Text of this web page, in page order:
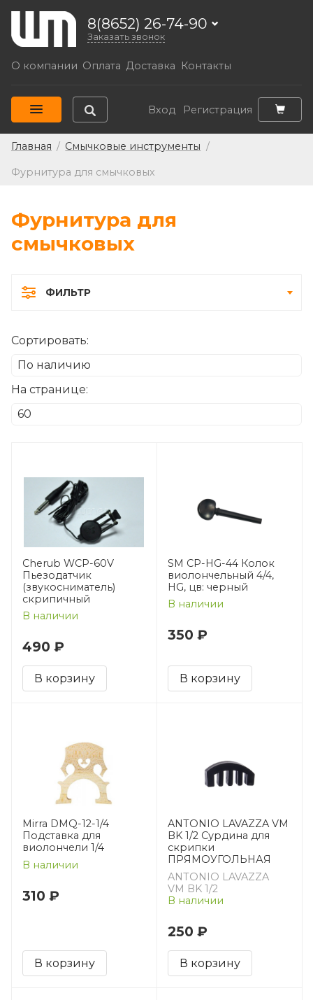
8(8652) 26-74-90
Заказать звонок
О компании Оплата Доставка Контакты
Вход Регистрация
Главная / Смычковые инструменты /
Фурнитура для смычковых
Фурнитура для
смычковых
ФИЛЬТР
Сортировать:
На странице:
Cherub WCP-60V
Пьезодатчик
(звукосниматель)
скрипичный
В наличии
490 ₽
В корзину
SM CP-HG-44 Колок
виолончельный 4/4,
HG, цв: черный
В наличии
350 ₽
В корзину
Mirra DMQ-12-1/4
Подставка для
виолончели 1/4
В наличии
310 ₽
В корзину
ANTONIO LAVAZZA VM
BK 1/2 Сурдина для
скрипки
ПРЯМОУГОЛЬНАЯ
ANTONIO LAVAZZA
VM BK 1/2
В наличии
250 ₽
В корзину